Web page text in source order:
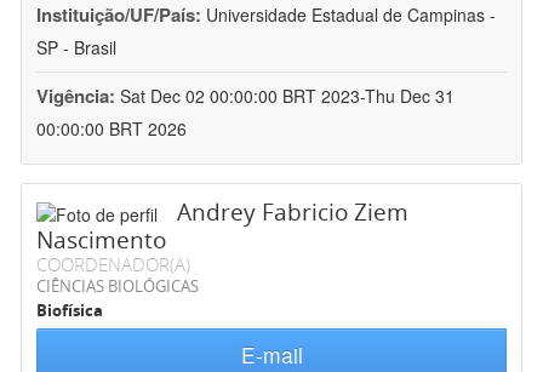
Instituição/UF/País: Universidade Estadual de Campinas -
SP - Brasil
Vigência: Sat Dec 02 00:00:00 BRT 2023-Thu Dec 31
00:00:00 BRT 2026
Andrey Fabricio Ziem
Nascimento
COORDENADOR(A)
CIÊNCIAS BIOLÓGICAS
Biofísica
E-mail